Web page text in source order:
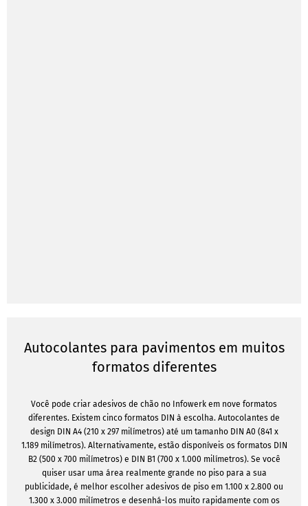
Autocolantes para pavimentos em muitos
formatos diferentes
Você pode criar adesivos de chão no Infowerk em nove formatos
diferentes. Existem cinco formatos DIN à escolha. Autocolantes de
design DIN A4 (210 x 297 milímetros) até um tamanho DIN A0 (841 x
1.189 milímetros). Alternativamente, estão disponíveis os formatos DIN
B2 (500 x 700 milímetros) e DIN B1 (700 x 1.000 milímetros). Se você
quiser usar uma área realmente grande no piso para a sua
publicidade, é melhor escolher adesivos de piso em 1.100 x 2.800 ou
1.300 x 3.000 milímetros e desenhá-los muito rapidamente com os